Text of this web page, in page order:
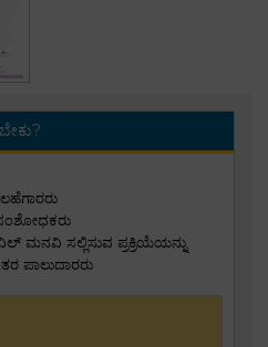
ಮನವಿ ಸಲ್ಲಿಸುವ ಪ್ರಕ್ರಿಯೆಯನ್ನು
ಪಾಲುದಾರರು